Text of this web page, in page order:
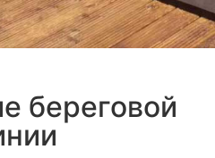
береговой